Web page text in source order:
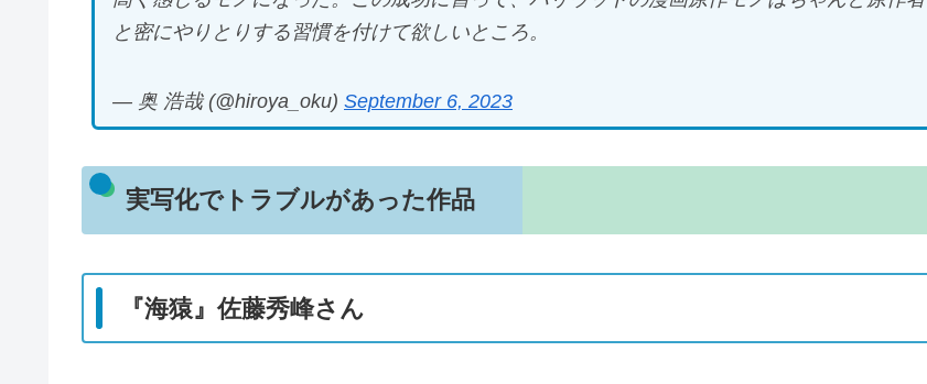
と密にやりとりする習慣を付けて欲しいところ。
— 奥 浩哉 (@hiroya_oku) September 6, 2023
実写化でトラブルがあった作品
『海猿』佐藤秀峰さん